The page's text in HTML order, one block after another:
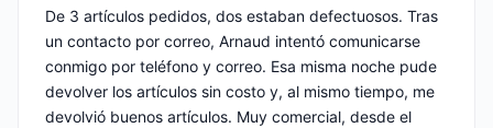
De 3 artículos pedidos, dos estaban defectuosos. Tras
un contacto por correo, Arnaud intentó comunicarse
conmigo por teléfono y correo. Esa misma noche pude
devolver los artículos sin costo y, al mismo tiempo, me
devolvió buenos artículos. Muy comercial, desde el